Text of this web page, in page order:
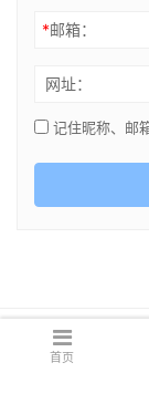
*邮箱：
网址：
记住昵称、邮
Copyright ©
首页